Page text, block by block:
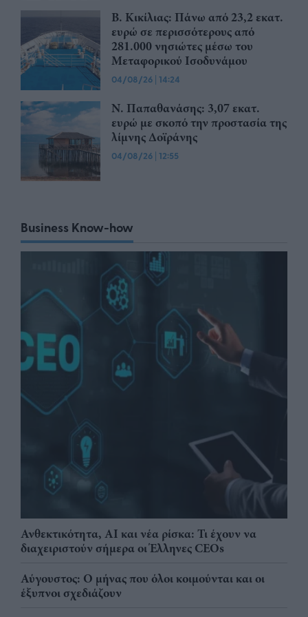
Β. Κικίλιας: Πάνω από 23,2 εκατ.
ευρώ σε περισσότερους από
281.000 νησιώτες μέσω του
Μεταφορικού Ισοδυνάμου
04/08/26 | 14:24
Ν. Παπαθανάσης: 3,07 εκατ.
ευρώ με σκοπό την προστασία της
λίμνης Δοϊράνης
04/08/26 | 12:55
Business Know-how
Ανθεκτικότητα, AI και νέα ρίσκα: Τι έχουν να
διαχειριστούν σήμερα οι Έλληνες CEOs
Αύγουστος: Ο μήνας που όλοι κοιμούνται και οι
έξυπνοι σχεδιάζουν